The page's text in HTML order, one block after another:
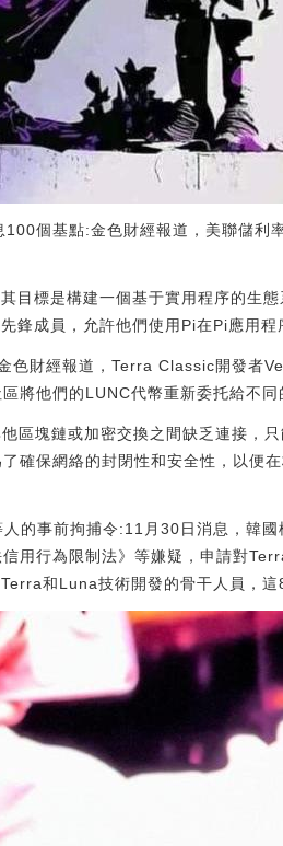
個基點:金色財經報道，美聯儲利
目標是構建一個基于實用程序的生
鋒成員，允許他們使用Pi在Pi應用程
財經報道，Terra Classic開發者
將他們的LUNC代幣重新委托給不
區塊鏈或加密交換之間缺乏連接，
確保網絡的封閉性和安全性，以便
的事前拘捕令:11月30日消息，韓
用行為限制法》等嫌疑，申請對
和Luna技術開發的骨干人員，